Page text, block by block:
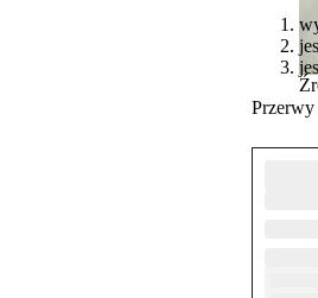
Przerwy